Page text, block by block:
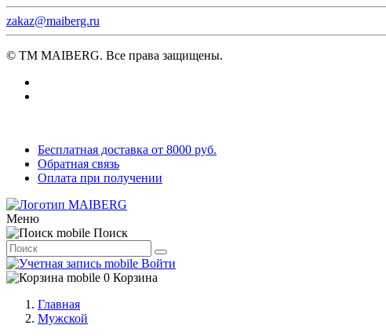
zakaz@maiberg.ru
© ТМ MAIBERG. Все права защищены.
Бесплатная доставка от 8000 руб.
Обратная связь
Оплата при получении
Меню
Поиск
Войти
0 Корзина
Главная
Мужской